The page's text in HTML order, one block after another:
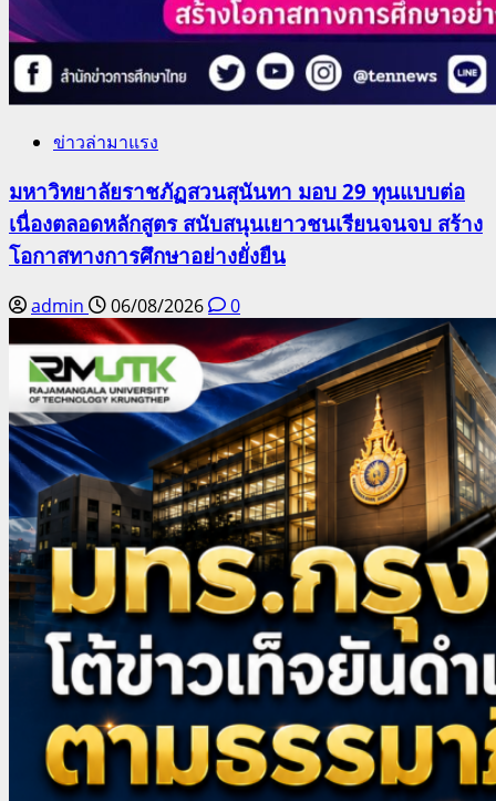
ข่าวล่ามาแรง
มหาวิทยาลัยราชภัฏสวนสุนันทา มอบ 29 ทุนแบบต่อ
เนื่องตลอดหลักสูตร สนับสนุนเยาวชนเรียนจนจบ สร้าง
โอกาสทางการศึกษาอย่างยั่งยืน
admin 06/08/2026 0